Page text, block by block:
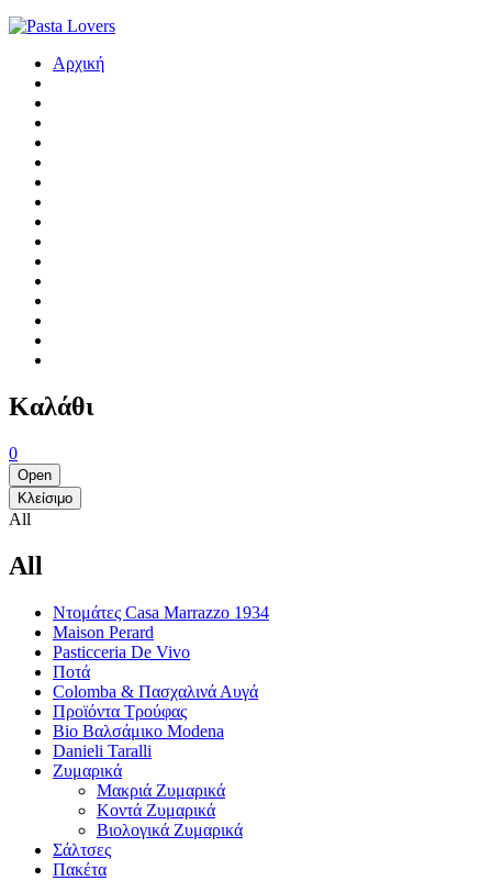
Αρχική
Καλάθι
0
Open
Κλείσιμο
All
All
Ντομάτες Casa Marrazzo 1934
Maison Perard
Pasticceria De Vivo
Ποτά
Colomba & Πασχαλινά Αυγά
Προϊόντα Τρούφας
Bio Βαλσάμικο Modena
Danieli Taralli
Ζυμαρικά
Μακριά Ζυμαρικά
Κοντά Ζυμαρικά
Βιολογικά Ζυμαρικά
Σάλτσες
Πακέτα